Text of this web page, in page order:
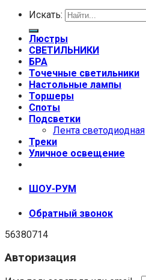
Искать:
Люстры
СВЕТИЛЬНИКИ
БРА
Точечные светильники
Настольные лампы
Торшеры
Споты
Подсветки
Лента светодиодная
Треки
Уличное освещение
ШОУ-РУМ
Обратный звонок
56380714
Авторизация